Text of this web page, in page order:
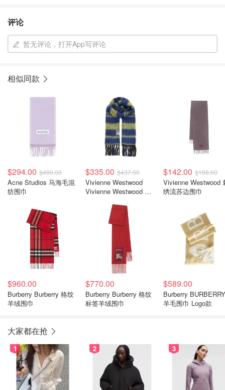
评论
暂无评论，打开App写评论
相似同款
$294.00 $490.00
Acne Studios 马海毛混
纺围巾
$335.00 $437.00
Vivienne Westwood
Vivienne Westwood 条
$142.00 $188.00
Vivienne Westwood
绣流苏边围巾
$960.00
Burberry Burberry 格纹
羊绒围巾
$770.00
Burberry Burberry 格纹
标签羊绒围巾
$589.00
Burberry BURBERRY
羊毛围巾 Logo款
大家都在抢
1 2 3